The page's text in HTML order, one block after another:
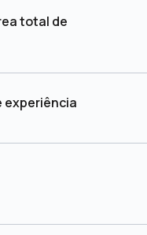
total de
experiência